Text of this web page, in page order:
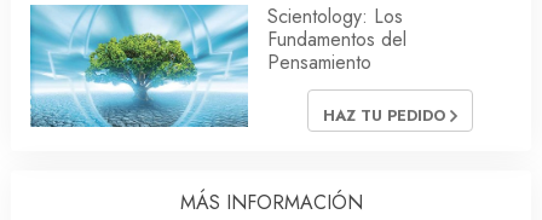
Scientology: Los
Fundamentos del
Pensamiento
HAZ TU PEDIDO
MÁS INFORMACIÓN